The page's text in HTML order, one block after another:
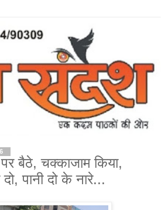
बैठे, चक्काजाम किया,
पानी दो के नारे...